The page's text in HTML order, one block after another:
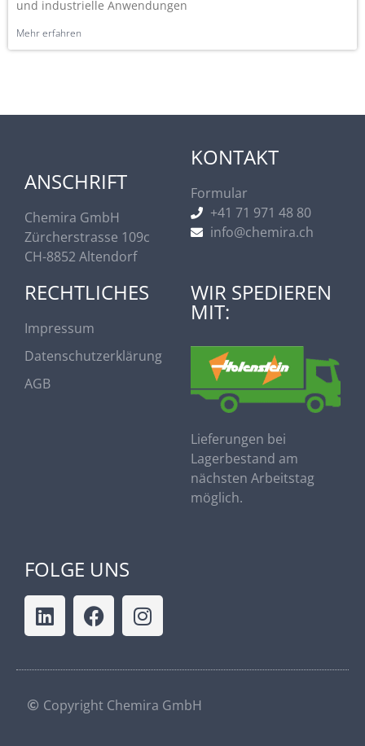
und industrielle Anwendungen
Mehr erfahren
ANSCHRIFT
Chemira GmbH
Zürcherstrasse 109c
CH-8852 Altendorf
KONTAKT
Formular
+41 71 971 48 80
info@chemira.ch
RECHTLICHES
Impressum
Datenschutzerklärung
AGB
WIR SPEDIEREN
MIT:
Lieferungen bei
Lagerbestand am
nächsten Arbeitstag
möglich.
FOLGE UNS
Copyright Chemira GmbH